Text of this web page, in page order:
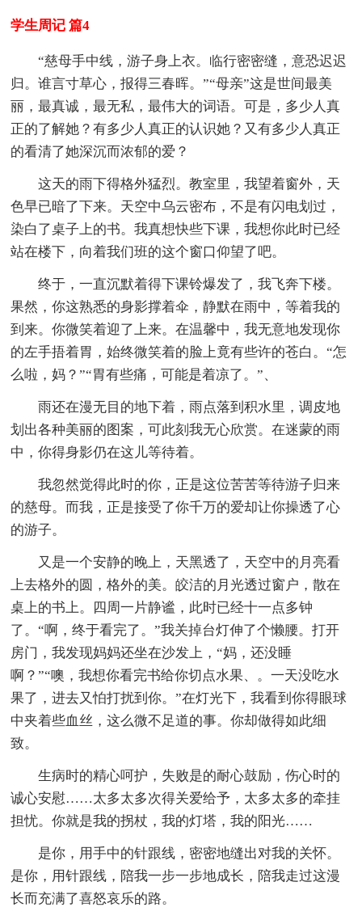
学生周记 篇4
“慈母手中线，游子身上衣。临行密密缝，意恐迟迟
归。谁言寸草心，报得三春晖。”“母亲”这是世间最美
丽，最真诚，最无私，最伟大的词语。可是，多少人真
正的了解她？有多少人真正的认识她？又有多少人真正
的看清了她深沉而浓郁的爱？
这天的雨下得格外猛烈。教室里，我望着窗外，天
色早已暗了下来。天空中乌云密布，不是有闪电划过，
染白了桌子上的书。我真想快些下课，我想你此时已经
站在楼下，向着我们班的这个窗口仰望了吧。
终于，一直沉默着得下课铃爆发了，我飞奔下楼。
果然，你这熟悉的身影撑着伞，静默在雨中，等着我的
到来。你微笑着迎了上来。在温馨中，我无意地发现你
的左手捂着胃，始终微笑着的脸上竟有些许的苍白。“怎
么啦，妈？”“胃有些痛，可能是着凉了。”、
雨还在漫无目的地下着，雨点落到积水里，调皮地
划出各种美丽的图案，可此刻我无心欣赏。在迷蒙的雨
中，你得身影仍在这儿等待着。
我忽然觉得此时的你，正是这位苦苦等待游子归来
的慈母。而我，正是接受了你千万的爱却让你操透了心
的游子。
又是一个安静的晚上，天黑透了，天空中的月亮看
上去格外的圆，格外的美。皎洁的月光透过窗户，散在
桌上的书上。四周一片静谧，此时已经十一点多钟
了。“啊，终于看完了。”我关掉台灯伸了个懒腰。打开
房门，我发现妈妈还坐在沙发上，“妈，还没睡
啊？”“噢，我想你看完书给你切点水果、。一天没吃水
果了，进去又怕打扰到你。”在灯光下，我看到你得眼球
中夹着些血丝，这么微不足道的事。你却做得如此细
致。
生病时的精心呵护，失败是的耐心鼓励，伤心时的
诚心安慰……太多太多次得关爱给予，太多太多的牵挂
担忧。你就是我的拐杖，我的灯塔，我的阳光……
是你，用手中的针跟线，密密地缝出对我的关怀。
是你，用针跟线，陪我一步一步地成长，陪我走过这漫
长而充满了喜怒哀乐的路。